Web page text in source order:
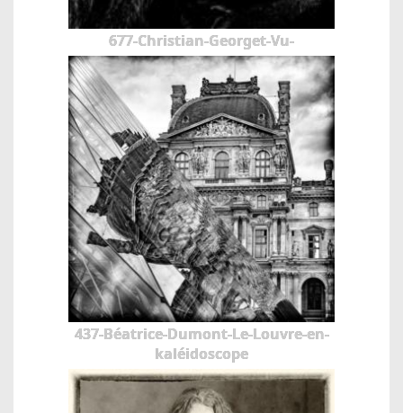
677-Christian-Georget-Vu-
437-Béatrice-Dumont-Le-Louvre-en-
kaléidoscope